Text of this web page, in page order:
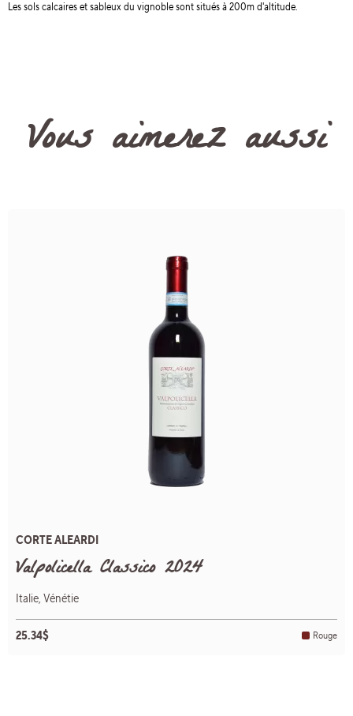
Les sols calcaires et sableux du vignoble sont situés à 200m d'altitude.
Vous aimerez aussi
CORTE ALEARDI
Valpolicella Classico 2024
Italie, Vénétie
25.34$ Rouge